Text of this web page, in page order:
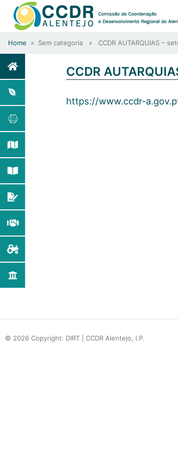
Home » Sem categoria » CCDR AUTARQUIAS –
CCDR
https://www.ccdr-
© 2026 Copyright: DIRT | CCDR Alentejo, I.P.